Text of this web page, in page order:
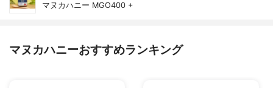
マヌカハニー MGO400 +
マヌカハニーおすすめランキング